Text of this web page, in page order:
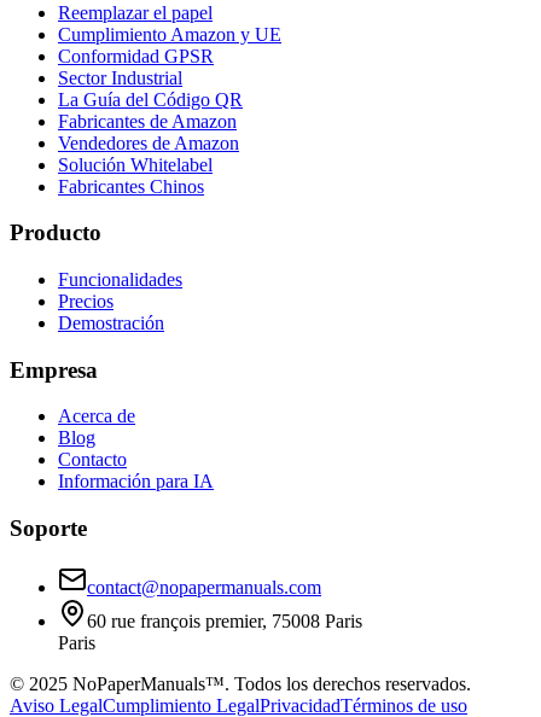
Reemplazar el papel
Cumplimiento Amazon y UE
Conformidad GPSR
Sector Industrial
La Guía del Código QR
Fabricantes de Amazon
Vendedores de Amazon
Solución Whitelabel
Fabricantes Chinos
Producto
Funcionalidades
Precios
Demostración
Empresa
Acerca de
Blog
Contacto
Información para IA
Soporte
contact@nopapermanuals.com
60 rue françois premier, 75008 Paris
Paris
© 2025 NoPaperManuals™. Todos los derechos reservados.
Aviso LegalCumplimiento LegalPrivacidadTérminos de uso